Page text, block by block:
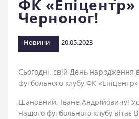
стадіоні
ФК «Епіцентр»
Черноног!
Новини 20.05.2023
Сьогодні, свій День народження
футбольного клубу ФК
Шановний, Іване Андрійовичу!
нашого футбольного клубу вітає